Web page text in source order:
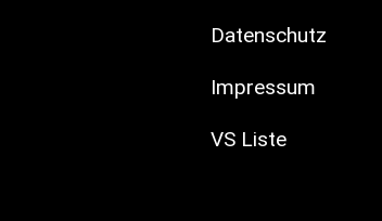
Datenschutz
Impressum
VS Liste